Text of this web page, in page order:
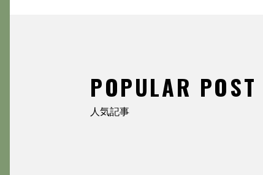
POPULAR POST
人気記事